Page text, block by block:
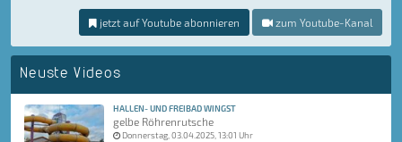
jetzt auf Youtube abonnieren zum Youtube-Kanal
Neuste Videos
HALLEN- UND FREIBAD WINGST
gelbe Röhrenrutsche
Donnerstag, 03.04.2025, 13:01 Uhr